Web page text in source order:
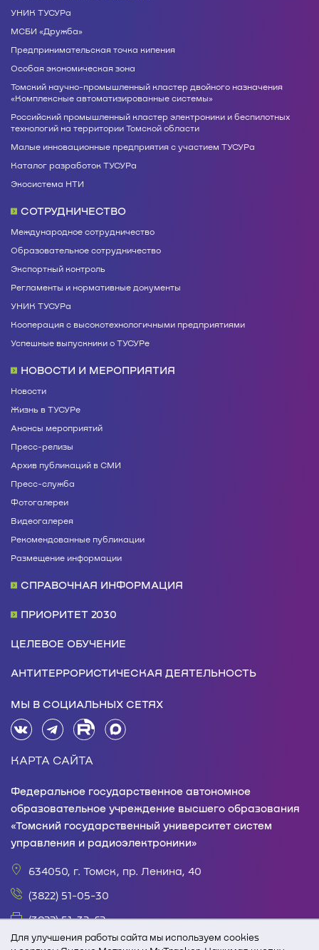
Для улучшения работы сайта мы используем cookies
УНИК ТУСУРа
МСБИ «Дружба»
Предпринимательская точка кипения
Особая экономическая зона
Томский научно-промышленный кластер двойного назначения
«Комплексные автоматизированные системы»
Российский промышленный кластер электроники и беспилотных
технологий на территории Томской области
Малые инновационные предприятия с участием ТУСУРа
Каталог разработок ТУСУРа
Экосистема НТИ
СОТРУДНИЧЕСТВО
Международное сотрудничество
Образовательное сотрудничество
Экспортный контроль
Регламенты и нормативные документы
УНИК ТУСУРа
Кооперация с высокотехнологичными предприятиями
Успешные выпускники о ТУСУРе
НОВОСТИ И МЕРОПРИЯТИЯ
Новости
Жизнь в ТУСУРе
Анонсы мероприятий
Пресс-релизы
Архив публикаций в СМИ
Пресс-служба
Фотогалереи
Видеогалерея
Рекомендованные публикации
Размещение информации
СПРАВОЧНАЯ ИНФОРМАЦИЯ
ПРИОРИТЕТ 2030
ЦЕЛЕВОЕ ОБУЧЕНИЕ
АНТИТЕРРОРИСТИЧЕСКАЯ ДЕЯТЕЛЬНОСТЬ
МЫ В СОЦИАЛЬНЫХ СЕТЯХ
КАРТА САЙТА
Федеральное государственное автономное
образовательное учреждение высшего образования
«Томский государственный университет систем
управления и радиоэлектроники»
634050, г. Томск, пр. Ленина, 40
(3822) 51-05-30
(3822) 51-32-62
office@tusur.ru